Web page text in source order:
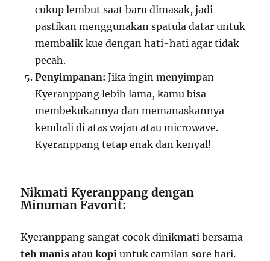
cukup lembut saat baru dimasak, jadi
pastikan menggunakan spatula datar untuk
membalik kue dengan hati-hati agar tidak
pecah.
Penyimpanan: Jika ingin menyimpan
Kyeranppang lebih lama, kamu bisa
membekukannya dan memanaskannya
kembali di atas wajan atau microwave.
Kyeranppang tetap enak dan kenyal!
Nikmati Kyeranppang dengan
Minuman Favorit:
Kyeranppang sangat cocok dinikmati bersama
teh manis ataukopi untuk camilan sore hari.